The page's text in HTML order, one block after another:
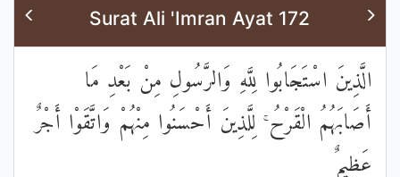
Surat Ali 'Imran Ayat 172
الَّذِينَ اسْتَجَابُوا لِلَّهِ وَالرَّسُولِ مِنْ بَعْدِ مَا
أَصَابَهُمُ الْقَرْحُ ۚ لِلَّذِينَ أَحْسَنُوا مِنْهُمْ وَاتَّقَوْا أَجْرٌ
عَظِيمٌ